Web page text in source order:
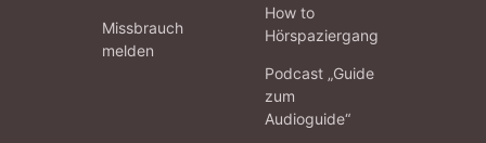
Missbrauch
melden
How to
Hörspaziergang
Podcast „Guide
zum
Audioguide“